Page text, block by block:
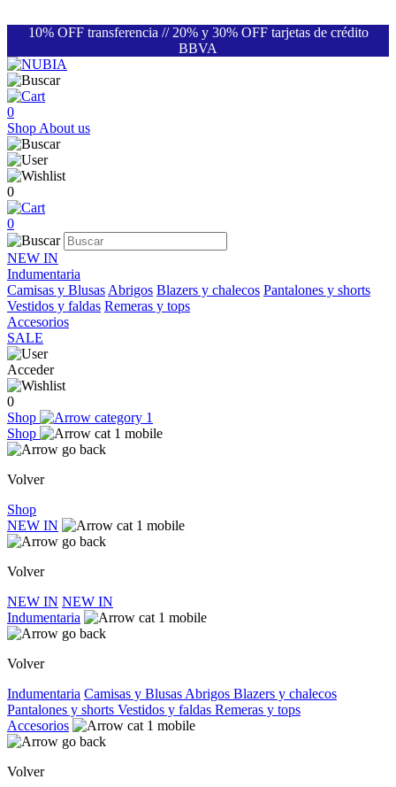
10% OFF transferencia // 20% y 30% OFF tarjetas de crédito
BBVA
0
Shop About us
0
0
NEW IN
Indumentaria
Camisas y Blusas Abrigos Blazers y chalecos Pantalones y shorts
Vestidos y faldas Remeras y tops
Accesorios
SALE
Acceder
0
Shop
Shop
Volver
Shop
NEW IN
Volver
NEW IN NEW IN
Indumentaria
Volver
Indumentaria Camisas y Blusas Abrigos Blazers y chalecos
Pantalones y shorts Vestidos y faldas Remeras y tops
Accesorios
Volver